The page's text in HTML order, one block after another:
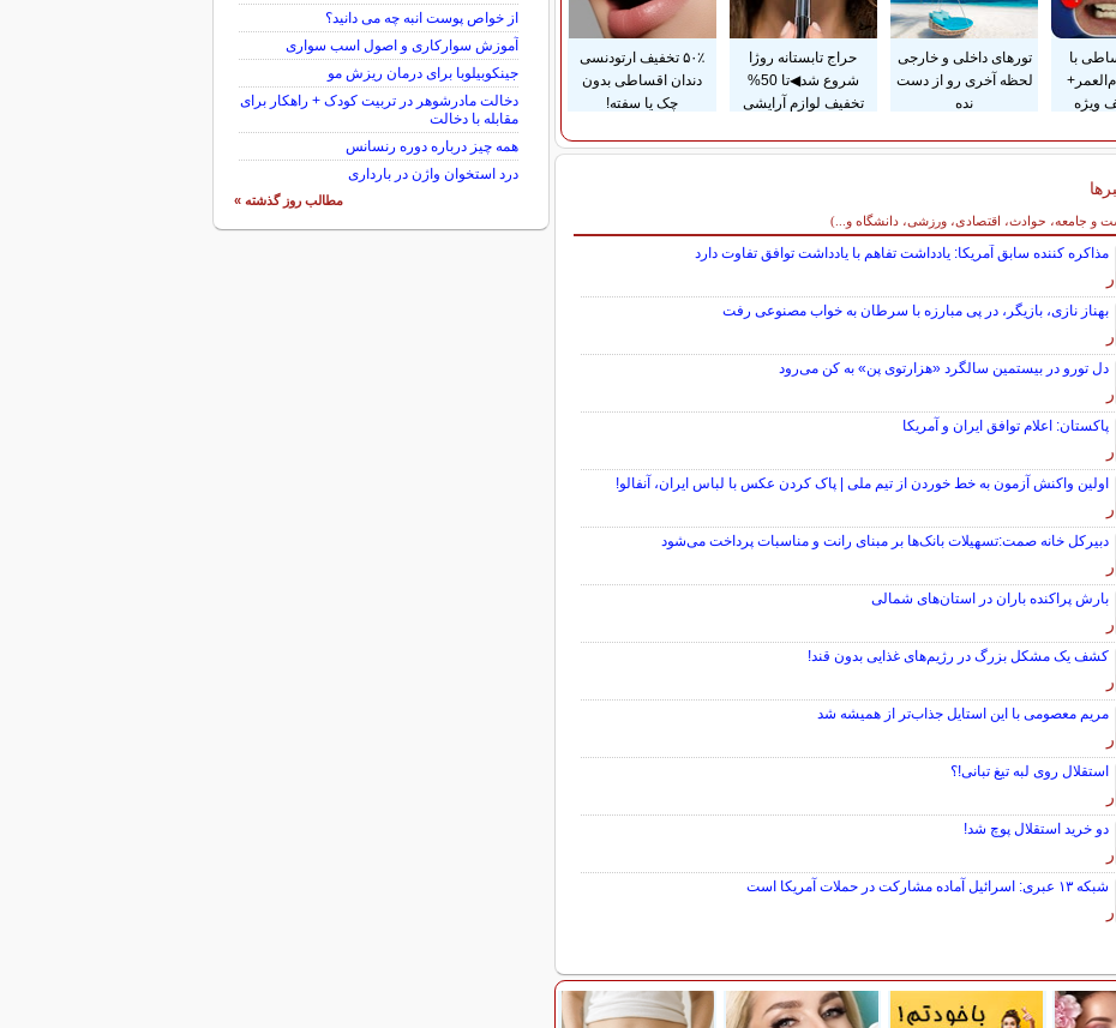
با
تورهای داخلی و خارجی
لحظه آخری رو از دست
نده
حراج تابستانه روژا
شروع شد◀تا 50%
تخفیف لوازم آرایشی
۵۰٪ تخفیف ارتودنسی
دندان اقساطی بدون
چک یا سفته!
و جامعه، حوادث، اقتصادی، ورزشی، دانشگاه و...)داغ
مذاکره کننده سابق آمریکا: یادداشت تفاهم با یادداشت توافق تفاوت دارد
بهناز نازی، بازیگر، در پی مبارزه با سرطان به خواب مصنوعی رفت
دل تورو در بیستمین سالگرد «هزارتوی پن» به کن می‌رود
پاکستان: اعلام توافق ایران و آمریکا
اولین واکنش آزمون به خط خوردن از تیم ملی | پاک کردن عکس با لباس ایران، آنفالو!
دبیرکل خانه صمت:تسهیلات بانک‌ها بر مبنای رانت و مناسبات پرداخت می‌شود
بارش پراکنده باران در استان‌های شمالی
کشف یک مشکل بزرگ در رژیم‌های غذایی بدون قند!
مریم معصومی با این استایل جذاب‌تر از همیشه شد
استقلال روی لبه تیغ تبانی!؟
دو خرید استقلال پوچ شد!
شبکه ۱۳ عبری: اسرائیل آماده مشارکت در حملات آمریکا است
سایر خبرهای داغ
از خواص پوست انبه چه می دانید؟
آموزش سوارکاری و اصول اسب سواری
جینکوبیلوبا برای درمان ریزش مو
دخالت مادرشوهر در تربیت کودک + راهکار برای
مقابله با دخالت
همه چیز درباره دوره رنسانس
درد استخوان واژن در بارداری
مطالب روز گذشته »